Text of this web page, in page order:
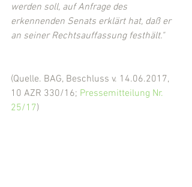
werden soll, auf Anfrage des
erkennenden Senats erklärt hat, daß er
an seiner Rechtsauffassung festhält."
(Quelle. BAG, Beschluss v. 14.06.2017,
10 AZR 330/16; Pressemitteilung Nr.
25/17)